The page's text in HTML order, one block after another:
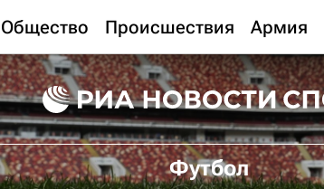
Общество Происшествия Армия
Футбол